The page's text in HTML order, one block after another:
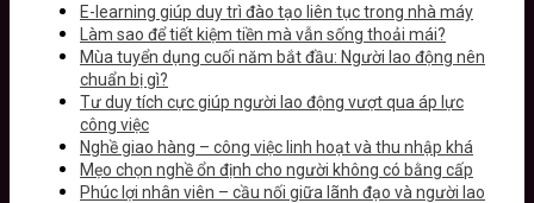
E-learning giúp duy trì đào tạo liên tục trong nhà máy
Làm sao để tiết kiệm tiền mà vẫn sống thoải mái?
Mùa tuyển dụng cuối năm bắt đầu: Người lao động nên
chuẩn bị gì?
Tư duy tích cực giúp người lao động vượt qua áp lực
công việc
Nghề giao hàng – công việc linh hoạt và thu nhập khá
Mẹo chọn nghề ổn định cho người không có bằng cấp
Phúc lợi nhân viên – cầu nối giữa lãnh đạo và người lao